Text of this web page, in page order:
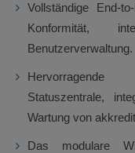
Vollständige End-
Konformität,
Benutzerverwaltung.
Hervorragende
Statuszentrale,
Wartung von
Das modulare